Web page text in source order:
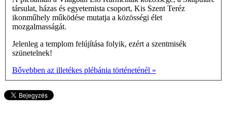
társulat, házas és egyetemista csoport, Kis Szent Teréz
ikonműhely működése mutatja a közösségi élet
mozgalmasságát.
Jelenleg a templom felújítása folyik, ezért a szentmisék
szünetelnek!
Bővebben az illetékes plébánia történeténél »